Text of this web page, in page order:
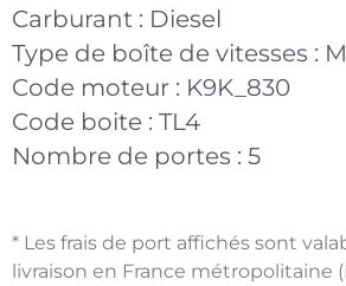
Carburant : Diesel
Type de boîte de vitesses :
Code moteur : K9K_830
Code boite : TL4
Nombre de portes : 5
* Les frais de port affichés sont
livraison en France métropolitaine